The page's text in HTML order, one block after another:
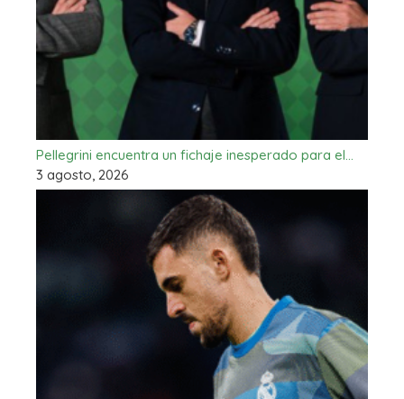
Pellegrini encuentra un fichaje inesperado para el…
3 agosto, 2026